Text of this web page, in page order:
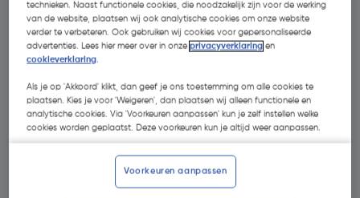
technieken. Naast functionele cookies, die noodzakelijk zijn voor de werking
van de website, plaatsen wij ook analytische cookies om onze website
verder te verbeteren. Ook gebruiken wij cookies voor gepersonaliseerde
advertenties. Lees hier meer over in onzeprivacyverklaring en
cookieverklaring.
Als je op 'Akkoord' klikt, dan geef je ons toestemming om alle cookies te
plaatsen. Kies je voor 'Weigeren', dan plaatsen wij alleen functionele en
analytische cookies. Via 'Voorkeuren aanpassen' kun je zelf instellen welke
cookies worden geplaatst. Deze voorkeuren kun je altijd weer aanpassen.
Voorkeuren aanpassen